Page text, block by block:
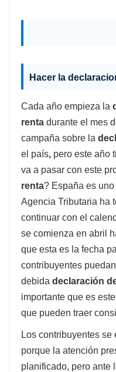
Hacer la
Cada año empieza la
renta durante el mes
campaña sobre la
el país, pero este año
va a pasar con este
renta? España es
Agencia Tributaria ha
continuar con el
se comienza en abril
que esta es la fecha
contribuyentes
debida declaración
importante que es
que pueden traer
Los contribuyentes
porque la atención
planificado, pero ante